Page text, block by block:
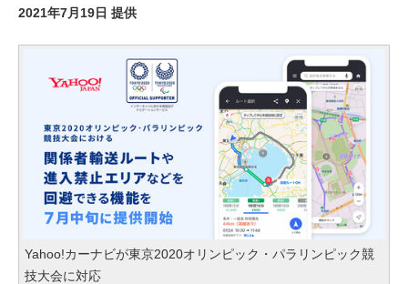
2021年7月19日 提供
Yahoo!カーナビが東京2020オリンピック・パラリンピック競
技大会に対応